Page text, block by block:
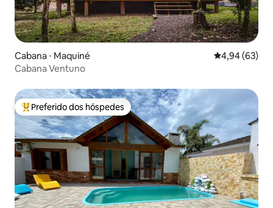
Cabana ⋅ Maquiné 4,94 de uma
4,94 (63)
Cabana Ventuno
Entre os melhores preferidos dos hóspedes
Preferido dos hóspedes